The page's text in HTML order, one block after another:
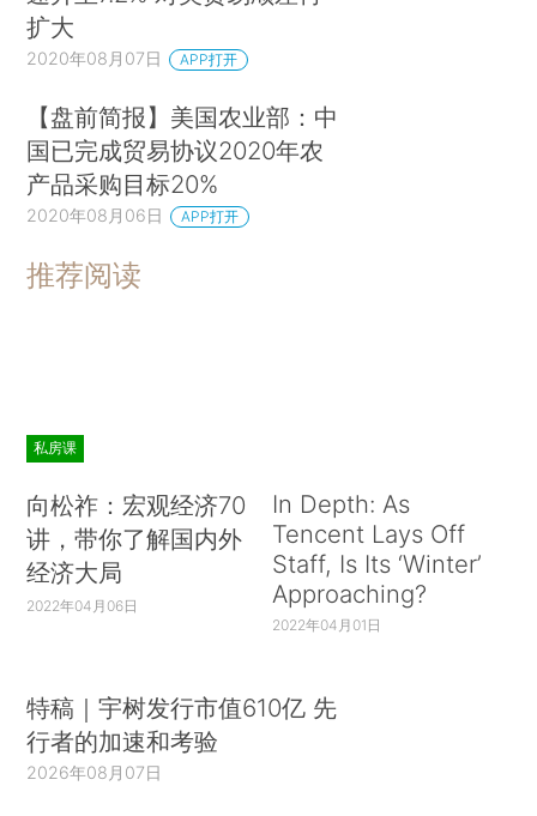
扩大
2020年08月07日 APP打开
【盘前简报】美国农业部：中
国已完成贸易协议2020年农
产品采购目标20%
2020年08月06日 APP打开
推荐阅读
私房课
向松祚：宏观经济70
讲，带你了解国内外
经济大局
2022年04月06日
In Depth: As
Tencent Lays Off
Staff, Is Its ‘Winter’
Approaching?
2022年04月01日
特稿｜宇树发行市值610亿 先
行者的加速和考验
2026年08月07日